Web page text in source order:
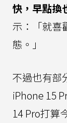
快，早點換
示：「就喜
態。」
不過也有部
iPhone 15
14 Pro打算